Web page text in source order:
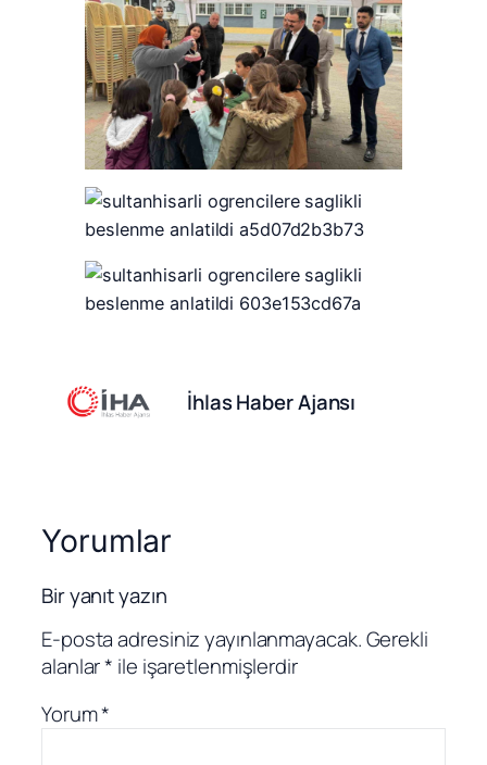
İhlas Haber Ajansı
Yorumlar
Bir yanıt yazın
E-posta adresiniz yayınlanmayacak.Gerekli
alanlar* ile işaretlenmişlerdir
Yorum*